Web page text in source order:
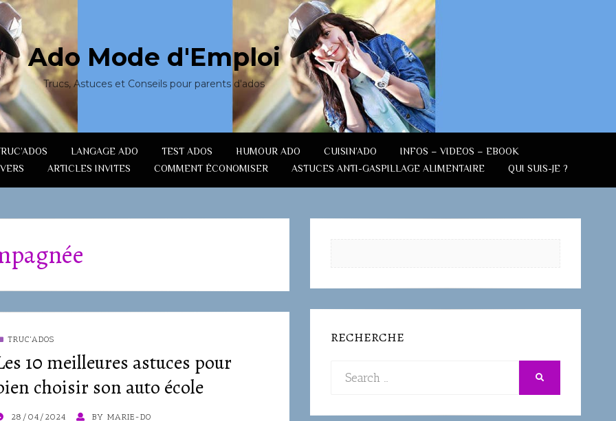
Ado Mode d'Emploi
Trucs, Astuces et Conseils pour parents d'ados
LANGAGE ADO TEST ADOS HUMOUR ADO CUISIN’ADO
INFOS – VIDEOS – EBOOK
ARTICLES INVITES COMMENT ÉCONOMISER ASTUCES ANTI-GASPILLAGE ALIMENTAIRE QUI SUIS-JE ?
TRUC'ADOS
10 meilleures astuces pour
choisir son auto école
28/04/2024 BY MARIE-DO
RECHERCHE
Search